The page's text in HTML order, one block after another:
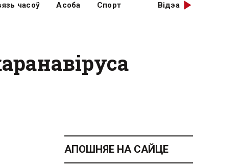
часоў Асоба Спорт Відэа
АПОШНЯЕ НА САЙЦЕ